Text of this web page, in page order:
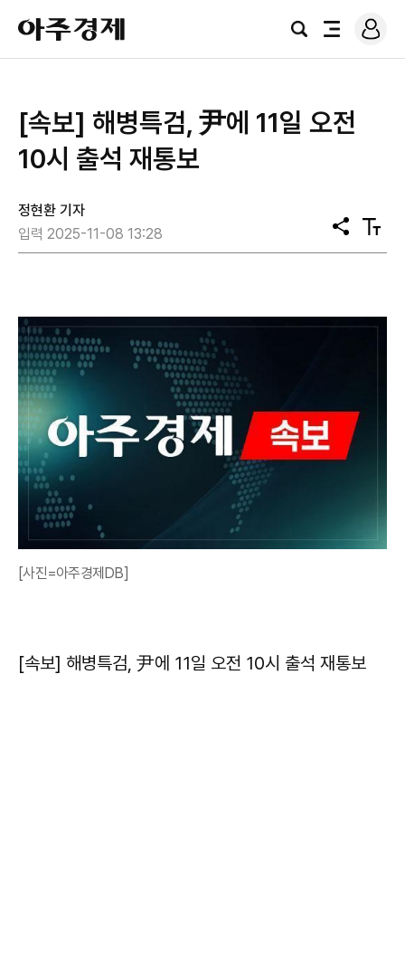
아
주
경
검
전
로
그
[속보] 해병특검, 尹에 11일 오전
10시 출석 재통보
정현환 기자
입력 2025-11-08 13:28
공
유
텍
스
[사진=아주경제DB]
[속보] 해병특검, 尹에 11일 오전 10시 출석 재통보